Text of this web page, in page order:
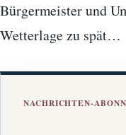
Bürgermeister und
Wetterlage zu spät…
NACHRICHTEN-